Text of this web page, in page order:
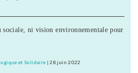
ni vision environnementale pour
et Solidaire |28 juin 2022